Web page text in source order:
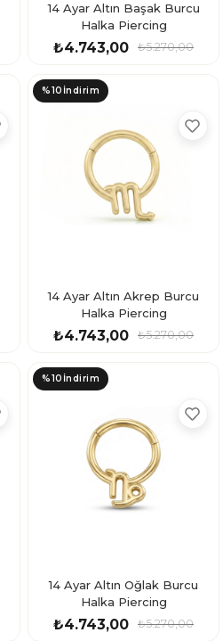
14 Ayar Altın Başak Burcu
Halka Piercing
₺4.743,00 ₺5.270,00
14 Ayar Altın Akrep Burcu
Halka Piercing
₺4.743,00 ₺5.270,00
%10 İndirim
14 Ayar Altın Oğlak Burcu
Halka Piercing
₺4.743,00 ₺5.270,00
%10 İndirim